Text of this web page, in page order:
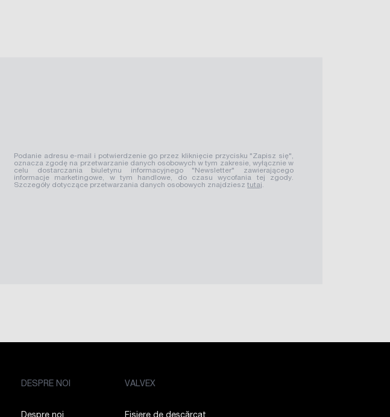
Podanie adresu e-mail i potwierdzenie go przez kliknięcie przycisku "Zapisz się",
oznacza zgodę na przetwarzanie danych osobowych w tym zakresie, wyłącznie w
celu dostarczania biuletynu informacyjnego "Newsletter" zawierającego
informacje marketingowe, w tym handlowe, do czasu wycofania tej zgody.
Szczegóły dotyczące przetwarzania danych osobowych znajdziesz tutaj.
DESPRE NOI VALVEX